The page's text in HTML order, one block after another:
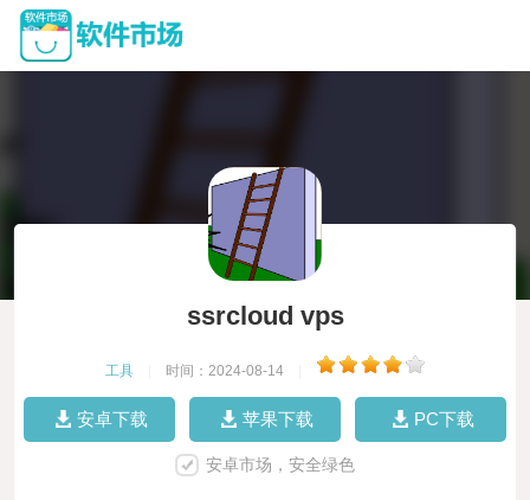
ssrcloud vps
工具 时间：2024-08-14
安卓下载 苹果下载 PC下载
安卓市场，安全绿色